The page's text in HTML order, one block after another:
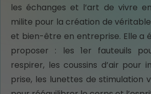
les échanges et l’art de vivre
milite pour la création de
et bien-être en entreprise. Elle a
proposer : les 1er fauteuils
respirer, les coussins d’air pour
prise, les lunettes de stimulation